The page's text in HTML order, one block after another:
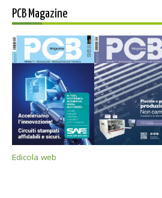
PCB Magazine
Edicola web